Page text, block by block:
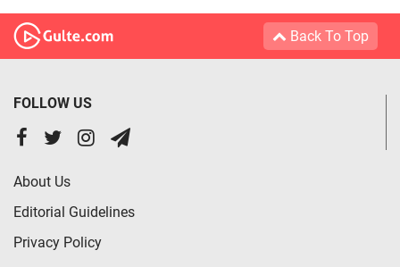
Back To Top
FOLLOW US
About Us
Editorial Guidelines
Privacy Policy